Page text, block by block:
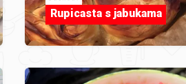
Rupicasta s jabukama